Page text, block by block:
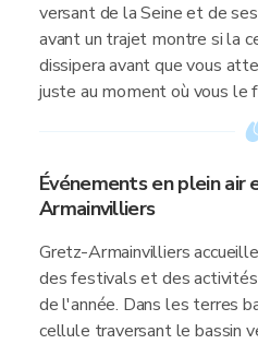
versant de la Seine et de
avant un trajet montre si la
dissipera avant que vous
juste au moment où vous le
Événements en plein
Armainvilliers
Gretz-Armainvilliers
des festivals et des
de l'année. Dans les terres
cellule traversant le bassin